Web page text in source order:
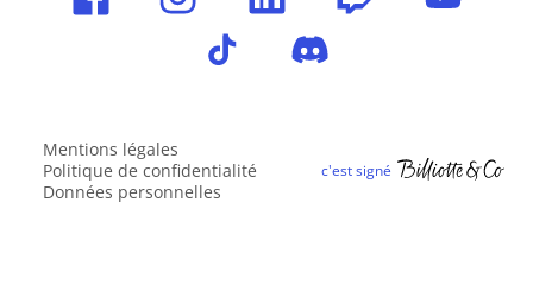
Mentions légales
Politique de confidentialité
Données personnelles